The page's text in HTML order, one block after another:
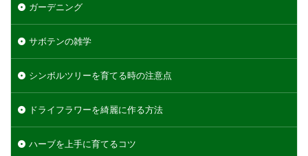
ガーデニング
サボテンの雑学
シンボルツリーを育てる時の注意点
ドライフラワーを綺麗に作る方法
ハーブを上手に育てるコツ